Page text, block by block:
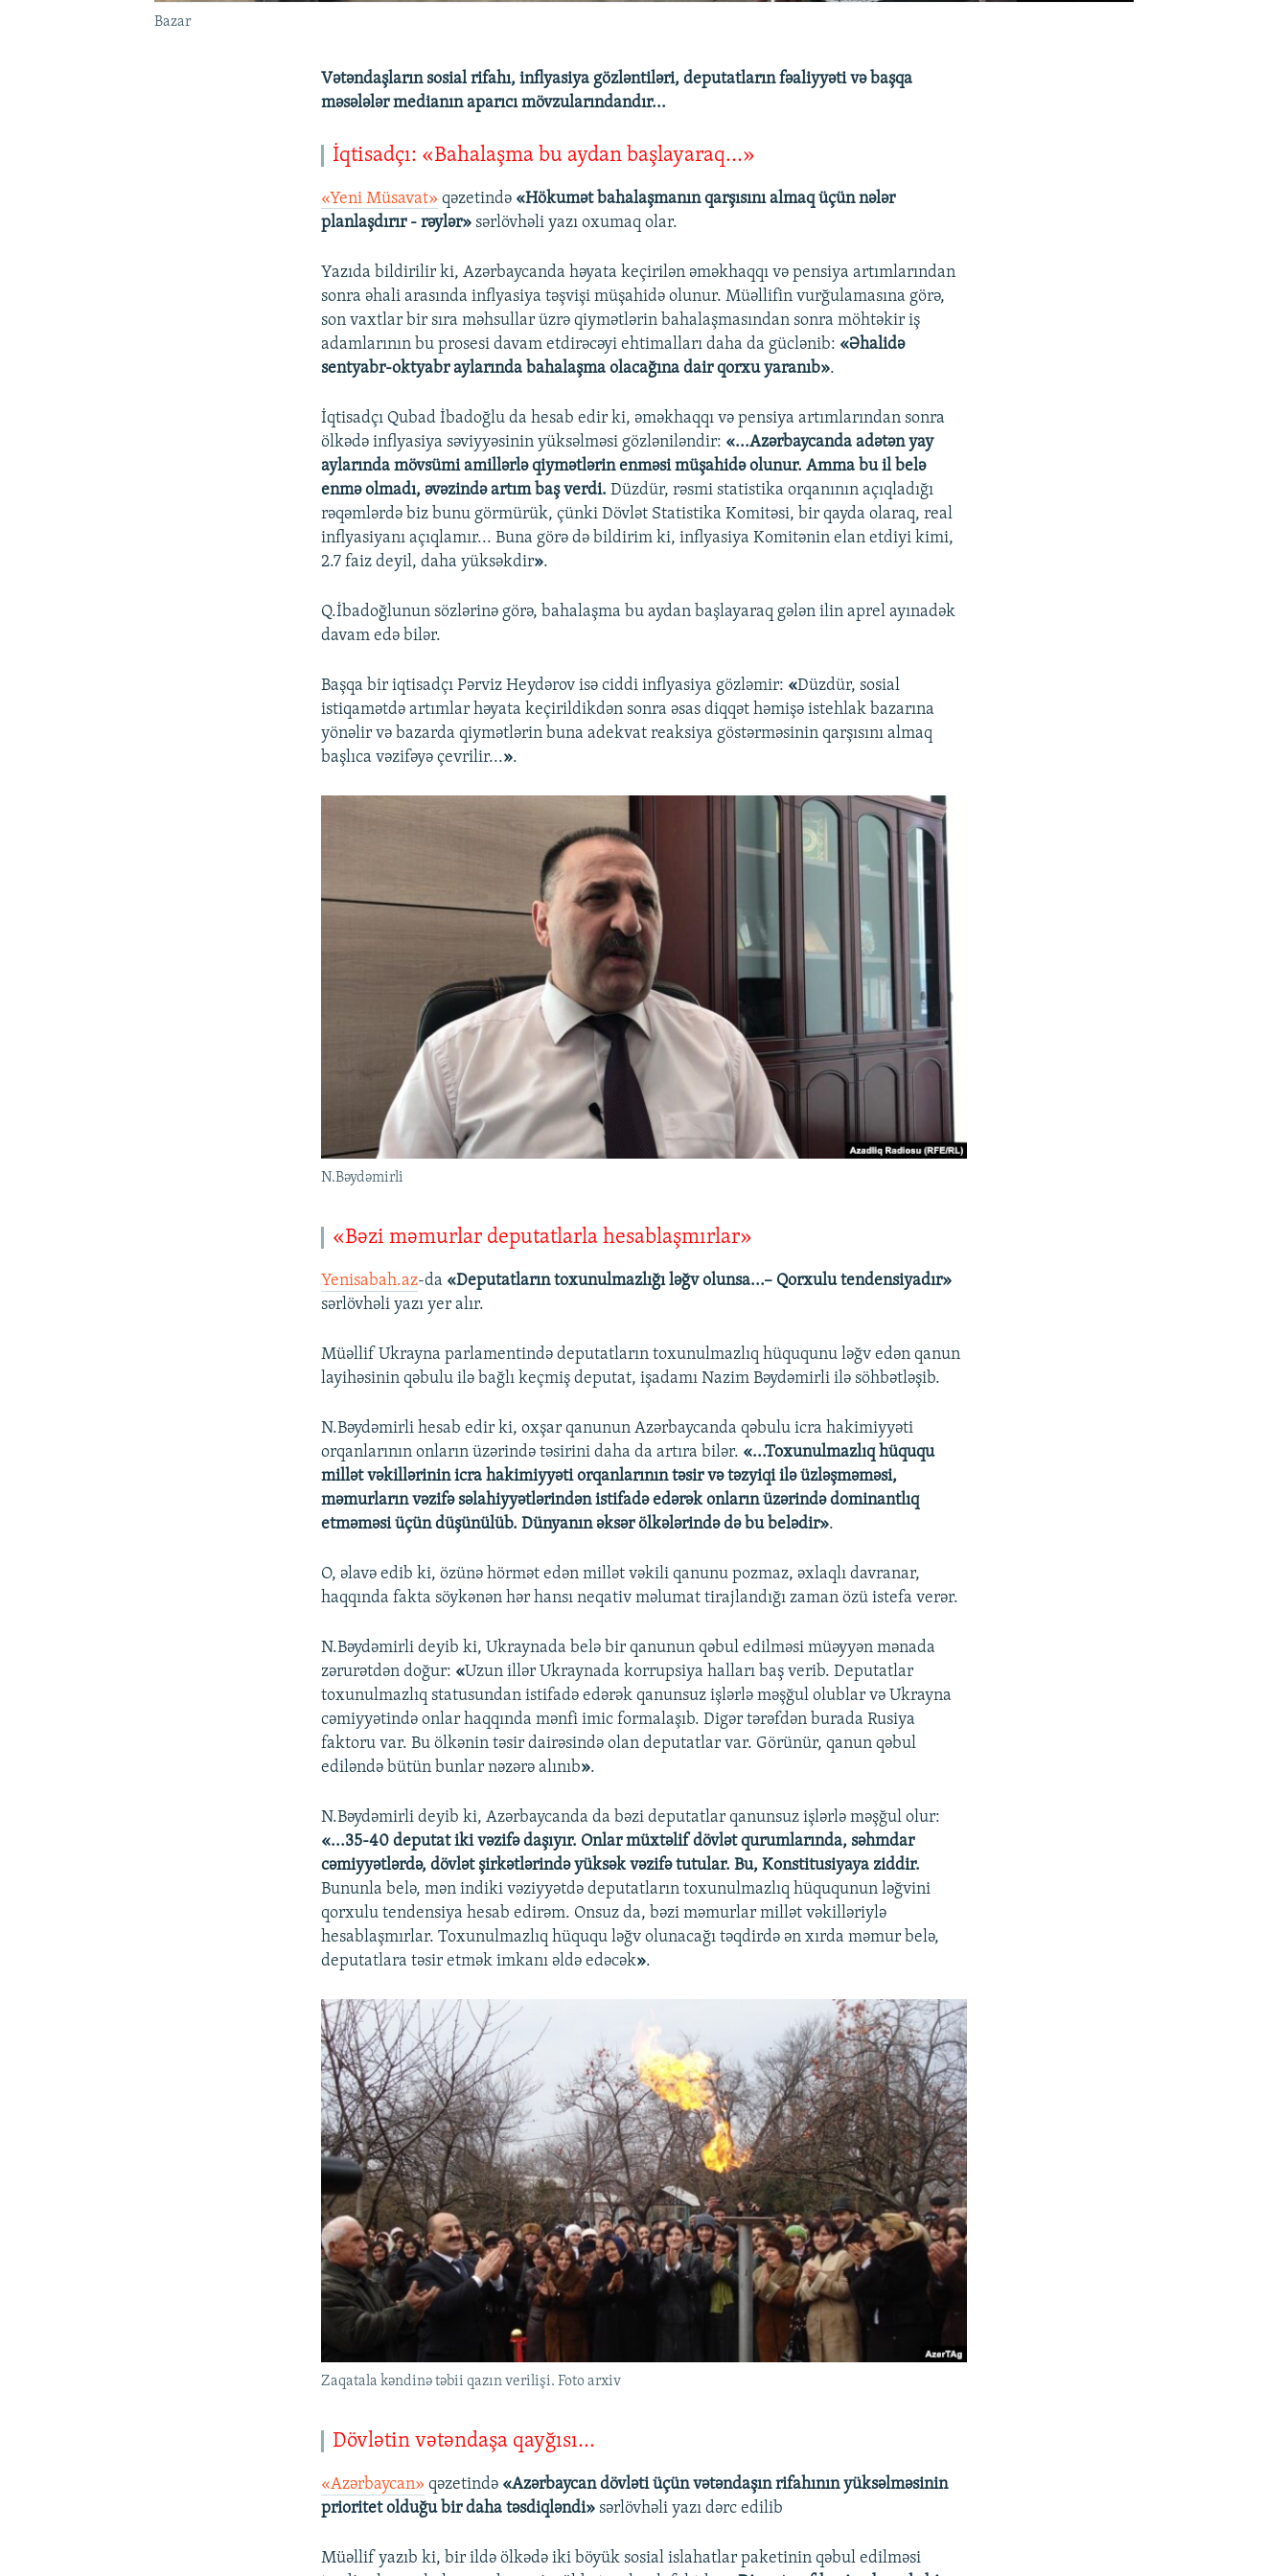
Bazar
Vətəndaşların sosial rifahı, inflyasiya gözləntiləri, deputatların fəaliyyəti və başqa
məsələlər medianın aparıcı mövzularındandır...
İqtisadçı: «Bahalaşma bu aydan başlayaraq...»
«Yeni Müsavat» qəzetində «Hökumət bahalaşmanın qarşısını almaq üçün nələr
planlaşdırır - rəylər» sərlövhəli yazı oxumaq olar.
Yazıda bildirilir ki, Azərbaycanda həyata keçirilən əməkhaqqı və pensiya artımlarından
sonra əhali arasında inflyasiya təşvişi müşahidə olunur. Müəllifin vurğulamasına görə,
son vaxtlar bir sıra məhsullar üzrə qiymətlərin bahalaşmasından sonra möhtəkir iş
adamlarının bu prosesi davam etdirəcəyi ehtimalları daha da güclənib: «Əhalidə
sentyabr-oktyabr aylarında bahalaşma olacağına dair qorxu yaranıb».
İqtisadçı Qubad İbadoğlu da hesab edir ki, əməkhaqqı və pensiya artımlarından sonra
ölkədə inflyasiya səviyyəsinin yüksəlməsi gözləniləndir: «...Azərbaycanda adətən yay
aylarında mövsümi amillərlə qiymətlərin enməsi müşahidə olunur. Amma bu il belə
enmə olmadı, əvəzində artım baş verdi.Düzdür, rəsmi statistika orqanının açıqladığı
rəqəmlərdə biz bunu görmürük, çünki Dövlət Statistika Komitəsi, bir qayda olaraq, real
inflyasiyanı açıqlamır... Buna görə də bildirim ki, inflyasiya Komitənin elan etdiyi kimi,
2.7 faiz deyil, daha yüksəkdir».
Q.İbadoğlunun sözlərinə görə, bahalaşma bu aydan başlayaraq gələn ilin aprel ayınadək
davam edə bilər.
Başqa bir iqtisadçı Pərviz Heydərov isə ciddi inflyasiya gözləmir: «Düzdür, sosial
istiqamətdə artımlar həyata keçirildikdən sonra əsas diqqət həmişə istehlak bazarına
yönəlir və bazarda qiymətlərin buna adekvat reaksiya göstərməsinin qarşısını almaq
başlıca vəzifəyə çevrilir...».
N.Bəydəmirli
«Bəzi məmurlar deputatlarla hesablaşmırlar»
Yenisabah.az-da «Deputatların toxunulmazlığı ləğv olunsa...– Qorxulu tendensiyadır»
sərlövhəli yazı yer alır.
Müəllif Ukrayna parlamentində deputatların toxunulmazlıq hüququnu ləğv edən qanun
layihəsinin qəbulu ilə bağlı keçmiş deputat, işadamı Nazim Bəydəmirli ilə söhbətləşib.
N.Bəydəmirli hesab edir ki, oxşar qanunun Azərbaycanda qəbulu icra hakimiyyəti
orqanlarının onların üzərində təsirini daha da artıra bilər. «...Toxunulmazlıq hüququ
millət vəkillərinin icra hakimiyyəti orqanlarının təsir və təzyiqi ilə üzləşməməsi,
məmurların vəzifə səlahiyyətlərindən istifadə edərək onların üzərində dominantlıq
etməməsi üçün düşünülüb. Dünyanın əksər ölkələrində də bu belədir».
O, əlavə edib ki, özünə hörmət edən millət vəkili qanunu pozmaz, əxlaqlı davranar,
haqqında fakta söykənən hər hansı neqativ məlumat tirajlandığı zaman özü istefa verər.
N.Bəydəmirli deyib ki, Ukraynada belə bir qanunun qəbul edilməsi müəyyən mənada
zərurətdən doğur: «Uzun illər Ukraynada korrupsiya halları baş verib. Deputatlar
toxunulmazlıq statusundan istifadə edərək qanunsuz işlərlə məşğul olublar və Ukrayna
cəmiyyətində onlar haqqında mənfi imic formalaşıb. Digər tərəfdən burada Rusiya
faktoru var. Bu ölkənin təsir dairəsində olan deputatlar var. Görünür, qanun qəbul
ediləndə bütün bunlar nəzərə alınıb».
N.Bəydəmirli deyib ki, Azərbaycanda da bəzi deputatlar qanunsuz işlərlə məşğul olur:
«...35-40 deputat iki vəzifə daşıyır. Onlar müxtəlif dövlət qurumlarında, səhmdar
cəmiyyətlərdə, dövlət şirkətlərində yüksək vəzifə tutular. Bu, Konstitusiyaya ziddir.
Bununla belə, mən indiki vəziyyətdə deputatların toxunulmazlıq hüququnun ləğvini
qorxulu tendensiya hesab edirəm. Onsuz da, bəzi məmurlar millət vəkilləriylə
hesablaşmırlar. Toxunulmazlıq hüququ ləğv olunacağı təqdirdə ən xırda məmur belə,
deputatlara təsir etmək imkanı əldə edəcək».
Zaqatala kəndinə təbii qazın verilişi. Foto arxiv
Dövlətin vətəndaşa qayğısı...
«Azərbaycan» qəzetində «Azərbaycan dövləti üçün vətəndaşın rifahının yüksəlməsinin
prioritet olduğu bir daha təsdiqləndi» sərlövhəli yazı dərc edilib
Müəllif yazıb ki, bir ildə ölkədə iki böyük sosial islahatlar paketinin qəbul edilməsi